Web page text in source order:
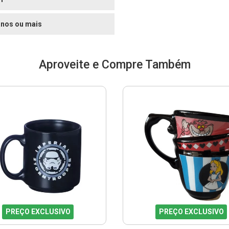
ou mais
Aproveite e Compre Também
PREÇO EXCLUSIVO PREÇO EXCLUSIVO